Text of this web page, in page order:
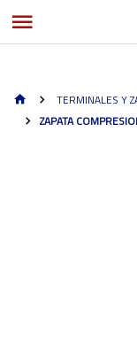
TERMINALES Y
ZAPATA